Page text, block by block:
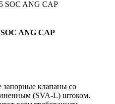
ANG CAP
запорные клапаны со
(SVA-L) штоком.